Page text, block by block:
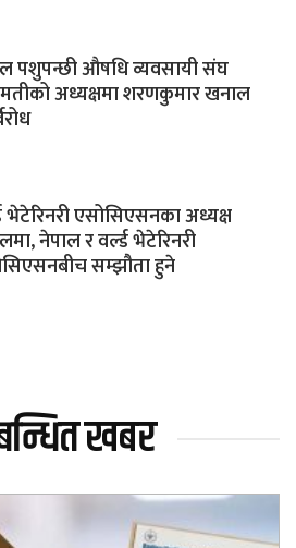
पशुपन्छी औषधि व्यवसायी संघ
अध्यक्षमा शरणकुमार खनाल
भेटेरिनरी एसोसिएसनका अध्यक्ष
नेपाल र वर्ल्ड भेटेरिनरी
सम्झौता हुने
खबर